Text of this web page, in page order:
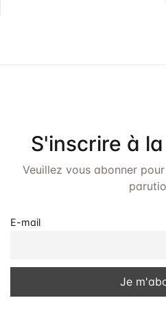
S'inscrire à
Veuillez vous abonner
E-mail